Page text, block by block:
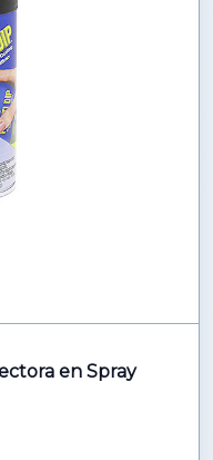
en Spray